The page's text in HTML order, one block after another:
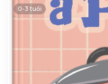
0-3 tuổi